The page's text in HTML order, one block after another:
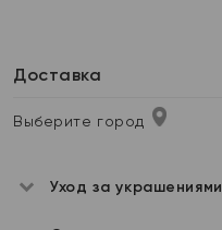
Доставка
Выберите город
Уход за украшениями